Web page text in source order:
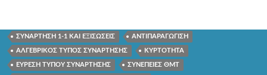
ΣΥΝΑΡΤΗΣΗ 1-1 ΚΑΙ ΕΞΙΣΩΣΕΙΣ ΑΝΤΙΠΑΡΑΓΩΓΙΣΗ
ΑΛΓΕΒΡΙΚΟΣ ΤΥΠΟΣ ΣΥΝΑΡΤΗΣΗΣ ΚΥΡΤΟΤΗΤΑ
ΕΥΡΕΣΗ ΤΥΠΟΥ ΣΥΝΑΡΤΗΣΗΣ ΣΥΝΕΠΕΙΕΣ ΘΜΤ